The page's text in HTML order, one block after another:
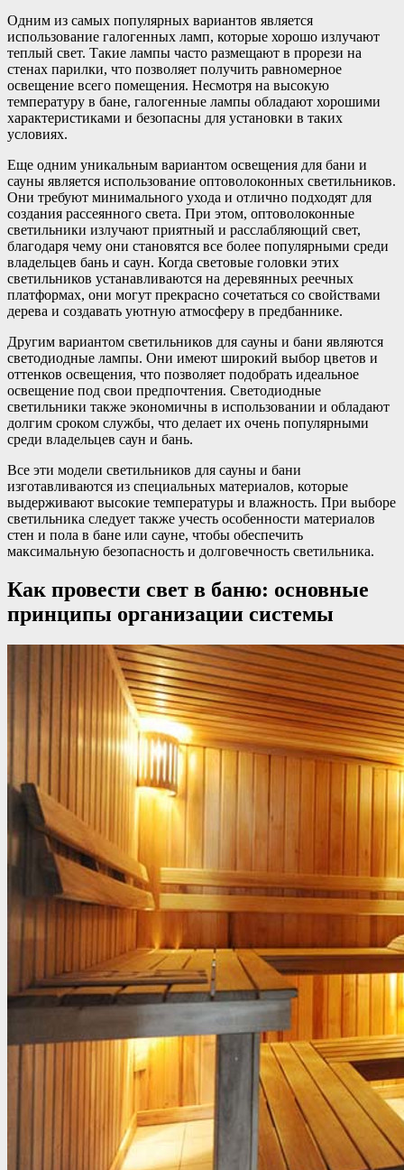
Одним из самых популярных вариантов является
использование галогенных ламп, которые хорошо излучают
теплый свет. Такие лампы часто размещают в прорези на
стенах парилки, что позволяет получить равномерное
освещение всего помещения. Несмотря на высокую
температуру в бане, галогенные лампы обладают хорошими
характеристиками и безопасны для установки в таких
условиях.
Еще одним уникальным вариантом освещения для бани и
сауны является использование оптоволоконных светильников.
Они требуют минимального ухода и отлично подходят для
создания рассеянного света. При этом, оптоволоконные
светильники излучают приятный и расслабляющий свет,
благодаря чему они становятся все более популярными среди
владельцев бань и саун. Когда световые головки этих
светильников устанавливаются на деревянных реечных
платформах, они могут прекрасно сочетаться со свойствами
дерева и создавать уютную атмосферу в предбаннике.
Другим вариантом светильников для сауны и бани являются
светодиодные лампы. Они имеют широкий выбор цветов и
оттенков освещения, что позволяет подобрать идеальное
освещение под свои предпочтения. Светодиодные
светильники также экономичны в использовании и обладают
долгим сроком службы, что делает их очень популярными
среди владельцев саун и бань.
Все эти модели светильников для сауны и бани
изготавливаются из специальных материалов, которые
выдерживают высокие температуры и влажность. При выборе
светильника следует также учесть особенности материалов
стен и пола в бане или сауне, чтобы обеспечить
максимальную безопасность и долговечность светильника.
Как провести свет в баню: основные
принципы организации системы